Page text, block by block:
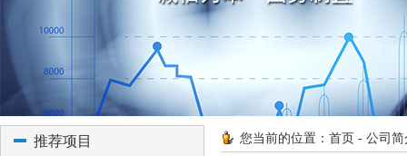
推荐项目
您当前的位置：首页 - 公司简